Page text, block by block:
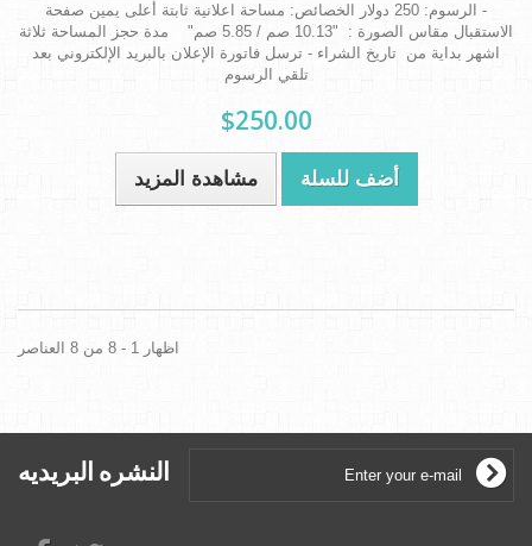
- الرسوم: 250 دولار الخصائص: مساحة اعلانية ثابتة أعلى يمين صفحة
الاستقبال مقاس الصورة : "10.13 صم / 5.85 صم" مدة حجز المساحة ثلاثة
اشهر بداية من تاريخ الشراء - ترسل فاتورة الإعلان بالبريد الإلكتروني بعد
تلقي الرسوم
$250.00
أضف للسلة مشاهدة المزيد
اظهار 1 - 8 من 8 العناصر
النشره البريديه